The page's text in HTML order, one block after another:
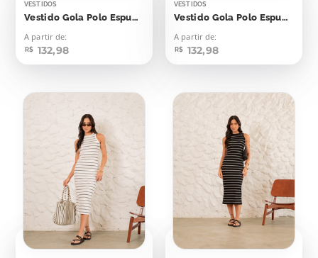
VESTIDOS
Vestido Gola Polo Espumante Rosê
A partir de:
R$ 132,98
VESTIDOS
Vestido Gola Polo Espumante Rosé
A partir de:
R$ 132,98